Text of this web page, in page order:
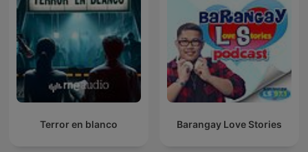
Terror en blanco Barangay Love Stories